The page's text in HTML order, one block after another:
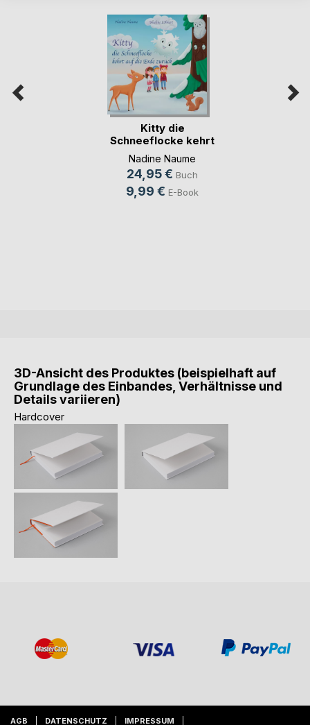
Kitty die
Schneeflocke kehrt
auf d(...)
Nadine Naume
24,95 € Buch
9,99 € E-Book
3D-Ansicht des Produktes (beispielhaft auf
Grundlage des Einbandes, Verhältnisse und
Details variieren)
Hardcover
AGB DATENSCHUTZ IMPRESSUM